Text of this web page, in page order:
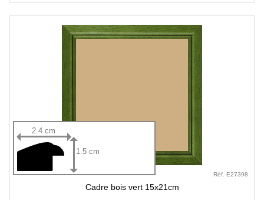
2.4 cm
1.5 cm
Réf. E27398
Cadre bois vert 15x21cm